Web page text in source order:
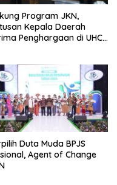
Program JKN,
Kepala Daerah
Penghargaan di UHC
Duta Muda BPJS
Agent of Change